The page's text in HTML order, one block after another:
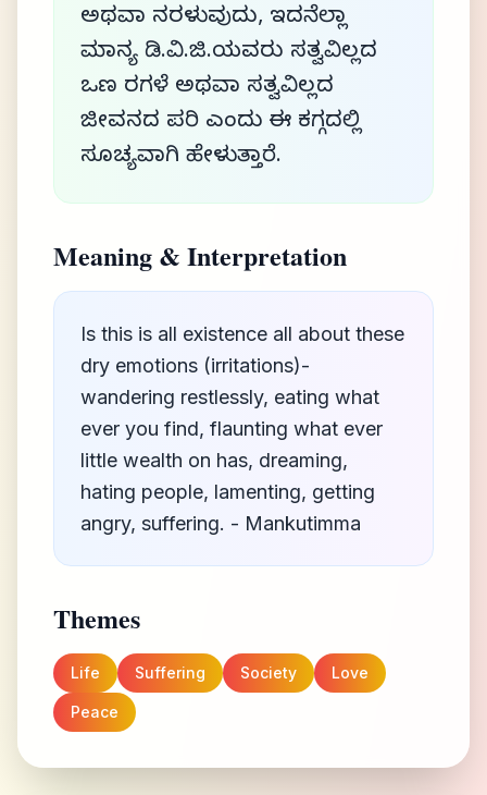
ಅಥವಾ ನರಳುವುದು, ಇದನೆಲ್ಲಾ
ಮಾನ್ಯ ಡಿ.ವಿ.ಜಿ.ಯವರು ಸತ್ವವಿಲ್ಲದ
ಒಣ ರಗಳೆ ಅಥವಾ ಸತ್ವವಿಲ್ಲದ
ಜೀವನದ ಪರಿ ಎಂದು ಈ ಕಗ್ಗದಲ್ಲಿ
ಸೂಚ್ಯವಾಗಿ ಹೇಳುತ್ತಾರೆ.
Meaning & Interpretation
Is this is all existence all about these
dry emotions (irritations)-
wandering restlessly, eating what
ever you find, flaunting what ever
little wealth on has, dreaming,
hating people, lamenting, getting
angry, suffering. - Mankutimma
Themes
Life Suffering Society Love
Peace